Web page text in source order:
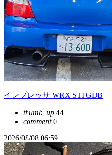
インプレッサ WRX STI GDB
thumb_up 44
comment0
2026/08/08 06:59